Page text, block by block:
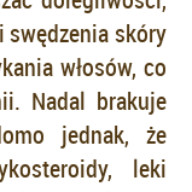
swędzenia skóry
włosów, co
Nadal brakuje
jednak, że
leki